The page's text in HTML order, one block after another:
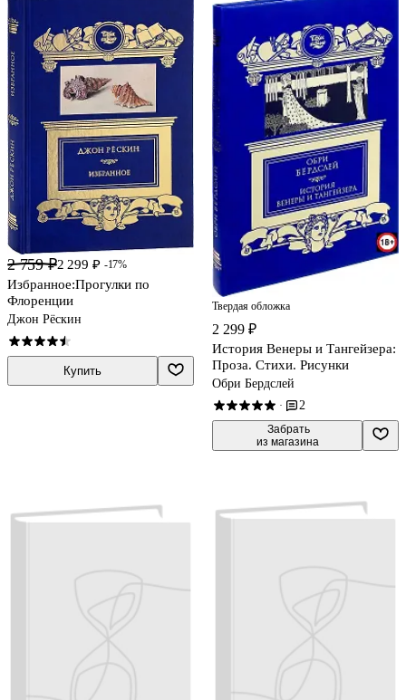
2 759 ₽2 299 ₽ -17%
Избранное:Прогулки по
Флоренции
Джон Рёскин
Купить
Твердая обложка
2 299 ₽
История Венеры и Тангейзера:
Проза. Стихи. Рисунки
Обри Бердслей
· 2
Забрать
из магазина